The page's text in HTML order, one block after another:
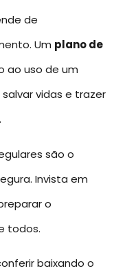
de
Um plano de
ao uso de um
vidas e trazer
são o
Invista em
o
todos.
baixando o